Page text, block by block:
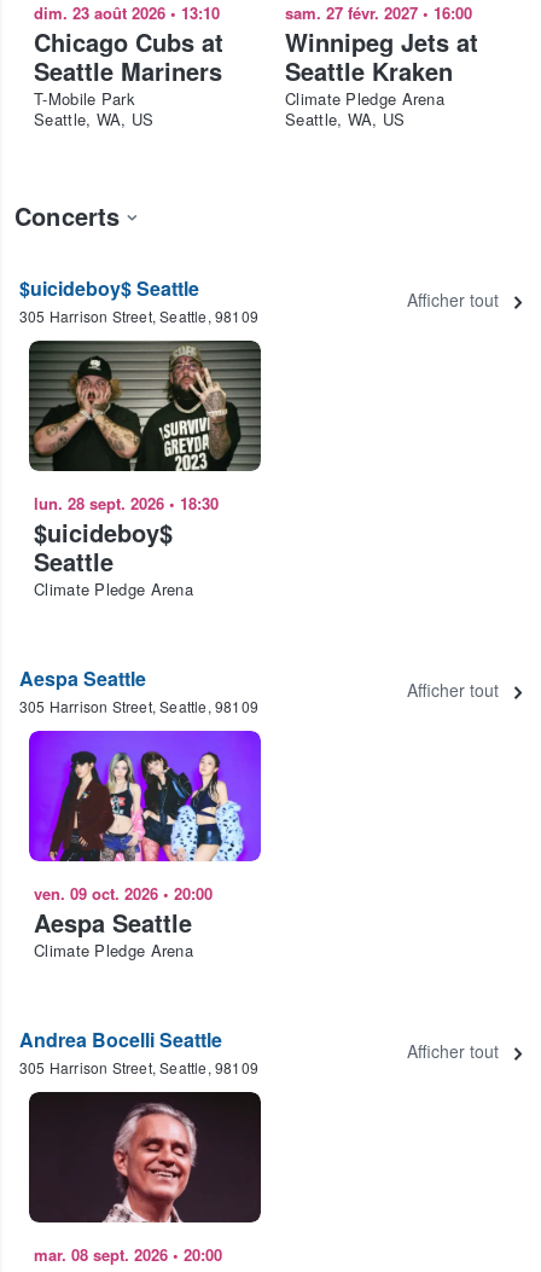
dim. 23 août 2026 • 13:10
Chicago Cubs at
Seattle Mariners
T-Mobile Park
Seattle, WA, US
sam. 27 févr. 2027 • 16:00
Winnipeg Jets at
Seattle Kraken
Climate Pledge Arena
Seattle, WA, US
Concerts
$uicideboy$ Seattle
305 Harrison Street, Seattle, 98109
Afficher tout
lun. 28 sept. 2026 • 18:30
$uicideboy$
Seattle
Climate Pledge Arena
Aespa Seattle
305 Harrison Street, Seattle, 98109
Afficher tout
ven. 09 oct. 2026 • 20:00
Aespa Seattle
Climate Pledge Arena
Andrea Bocelli Seattle
305 Harrison Street, Seattle, 98109
Afficher tout
mar. 08 sept. 2026 • 20:00